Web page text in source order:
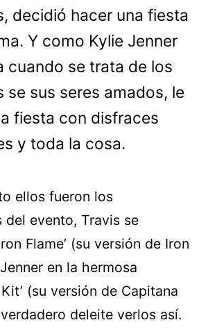
decidió hacer una fiesta
Y como Kylie Jenner
cuando se trata de los
se sus seres amados, le
fiesta con disfraces
y toda la cosa.
ellos fueron los
del evento, Travis se
Flame’ (su versión de Iron
en la hermosa
(su versión de Capitana
deleite verlos así.